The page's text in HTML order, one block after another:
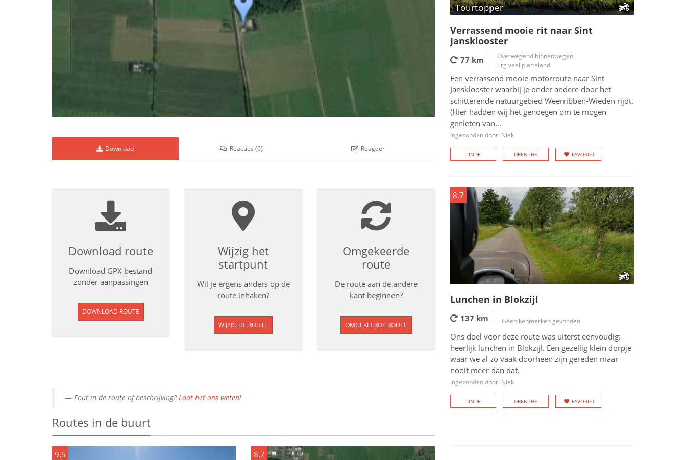
Download Reacties(0) Reageer
Download route
Download GPX bestand
zonder aanpassingen
DOWNLOAD ROUTE
Wijzig het
startpunt
Wil je ergens anders op de
route inhaken?
WIJZIG DE ROUTE
Omgekeerde
route
De route aan de andere
kant beginnen?
OMGEKEERDE ROUTE
Fout in de route of beschrijving?Laat het ons weten!
Routes in de buurt
9.5 8.7
Tourtopper
Verrassend mooie rit naar Sint
Jansklooster
77 km
Overwegend binnenwegen
Erg veel platteland
Een verrassend mooie motorroute naar Sint
Jansklooster waarbij je onder andere door het
schitterende natuurgebied Weerribben-Wieden rijdt.
(Hier hadden wij het genoegen om te mogen
genieten van...
Ingezonden door: Niek
LINDE DRENTHE FAVORIET
8.7
Lunchen in Blokzijl
137 km Geen kenmerken gevonden
Ons doel voor deze route was uiterst eenvoudig:
heerlijk lunchen in Blokzijl. Een gezellig klein dorpje
waar we al zo vaak doorheen zijn gereden maar
nooit meer dan dat.
Ingezonden door: Niek
LINDE DRENTHE FAVORIET